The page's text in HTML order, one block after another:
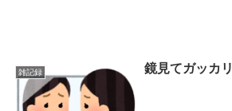
雑記録 鏡見てガッカリ